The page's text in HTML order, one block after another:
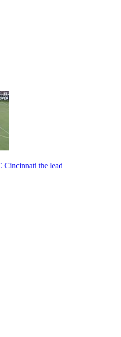
Cincinnati the lead